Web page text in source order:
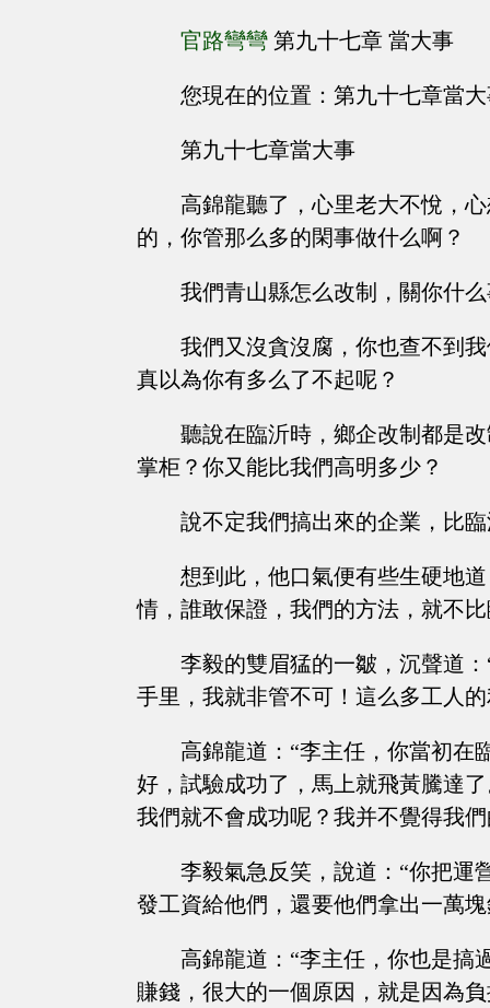
官路彎彎 第九十七章 當大事
您現在的位置：第九十七章當
第九十七章當大事
高錦龍聽了，心里老大不悅，
的，你管那么多的閑事做什么啊？
我們青山縣怎么改制，關你什
我們又沒貪沒腐，你也查不到
真以為你有多么了不起呢？
聽說在臨沂時，鄉企改制都是
掌柜？你又能比我們高明多少？
說不定我們搞出來的企業，比
想到此，他口氣便有些生硬地
情，誰敢保證，我們的方法，就不
李毅的雙眉猛的一皺，沉聲道
手里，我就非管不可！這么多工人
高錦龍道：“李主任，你當初在
好，試驗成功了，馬上就飛黃騰達
我們就不會成功呢？我并不覺得我
李毅氣急反笑，說道：“你把運
發工資給他們，還要他們拿出一萬
高錦龍道：“李主任，你也是搞
賺錢，很大的一個原因，就是因為